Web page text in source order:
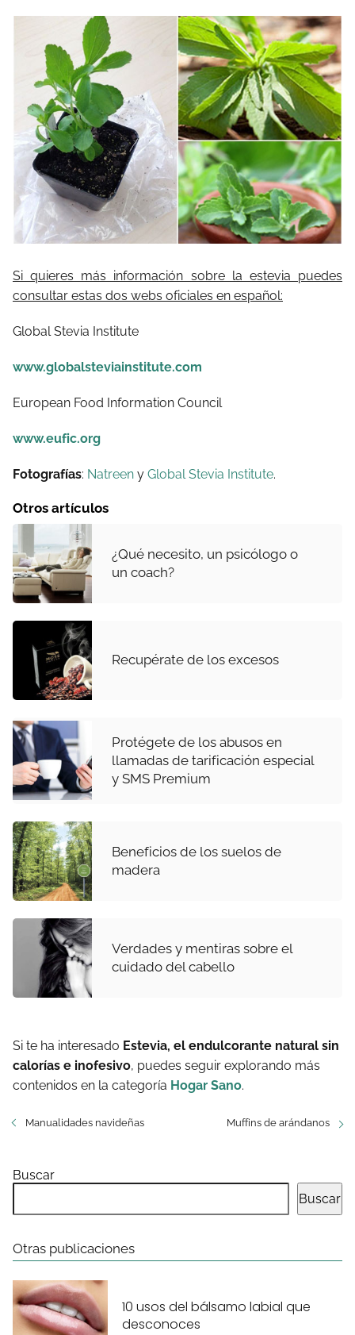
Si quieres más información sobre la estevia puedes
consultar estas dos webs oficiales en español:
Global Stevia Institute
www.globalsteviainstitute.com
European Food Information Council
www.eufic.org
Fotografías: Natreen y Global Stevia Institute.
Otros artículos
¿Qué necesito, un psicólogo o
un coach?
Recupérate de los excesos
Protégete de los abusos en
llamadas de tarificación especial
y SMS Premium
Beneficios de los suelos de
madera
Verdades y mentiras sobre el
cuidado del cabello
Si te ha interesado Estevia, el endulcorante natural sin
calorías e inofesivo, puedes seguir explorando más
contenidos en la categoría Hogar Sano.
Manualidades navideñas Muffins de arándanos
Buscar
Buscar
Otras publicaciones
10 usos del bálsamo labial que
desconoces